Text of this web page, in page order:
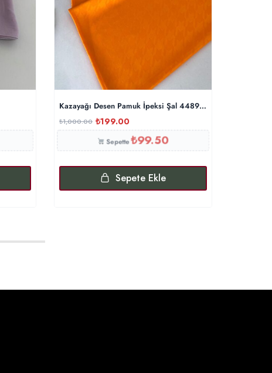
Kazayağı Desen Pamuk İpeksi Şal 44895 – Turuncu
₺1,000.00 ₺199.00
Sepette₺99.50
Sepete Ekle